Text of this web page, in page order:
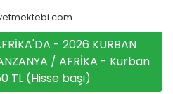
- 2026 KURBAN
/ AFRİKA - Kurban
TL (Hisse başı)